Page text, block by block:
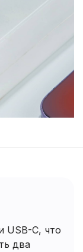
USB-C, что
два